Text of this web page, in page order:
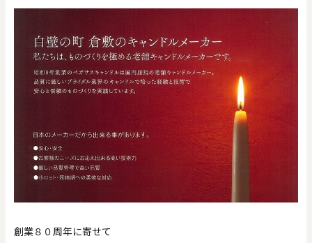
お問い合わせ
創業８０周年に寄せて